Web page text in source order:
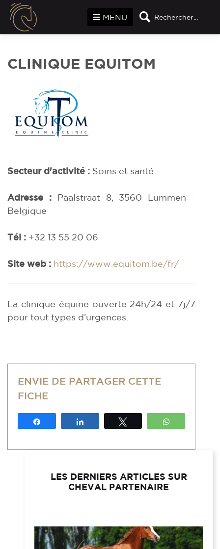
Rechercher...
MENU
CLINIQUE EQUITOM
Secteur d'activité : Soins et santé
Adresse : Paalstraat 8, 3560 Lummen -
Belgique
Tél : +32 13 55 20 06
Site web : https://www.equitom.be/fr/
La clinique équine ouverte 24h/24 et 7j/7
pour tout types d’urgences.
ENVIE DE PARTAGER CETTE
FICHE
LES DERNIERS ARTICLES SUR
CHEVAL PARTENAIRE
Panneau de gestion des cookies